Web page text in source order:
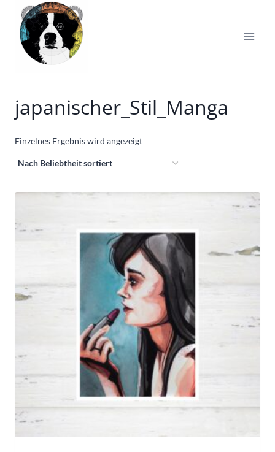
Inhalt
springen
japanischer_Stil_Manga
Einzelnes Ergebnis wird angezeigt